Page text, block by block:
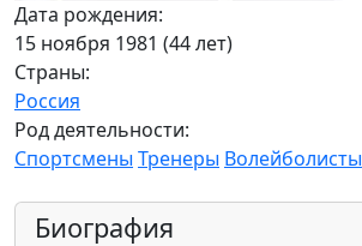
Дата рождения:
15 ноября 1981 (44 лет)
Страны:
Россия
Род деятельности:
Спортсмены Тренеры Волейболисты
Биография